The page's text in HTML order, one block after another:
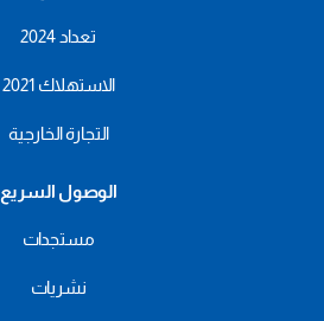
تعداد 2024
الاستهلاك 2021
التجارة الخارجية
الوصول السريع
مستجدات
نشريات